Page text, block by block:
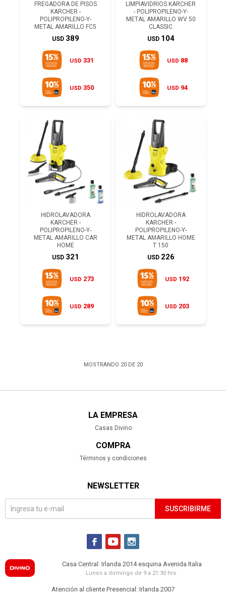
FREGADORA DE PISOS
KARCHER -
POLIPROPILENO-Y-
METAL AMARILLO FC5
USD 389
USD 331
USD 350
LIMPIAVIDRIOS KARCHER
- POLIPROPILENO-Y-
METAL AMARILLO WV 50
CLASSIC
USD 104
USD 88
USD 94
HIDROLAVADORA
KARCHER -
POLIPROPILENO-Y-
METAL AMARILLO CAR
HOME
USD 321
USD 273
USD 289
HIDROLAVADORA
KARCHER -
POLIPROPILENO-Y-
METAL AMARILLO HOME
T 150
USD 226
USD 192
USD 203
MOSTRANDO 20DE 20
LA EMPRESA
Casas Divino
COMPRA
Términos y condiciones
NEWSLETTER
SUSCRIBIRME
  
Casa Central: Irlanda 2014 esquina Avenida Italia
Lunes a domingo de 9 a 21:30 hrs.
Atención al cliente Presencial: Irlanda 2007